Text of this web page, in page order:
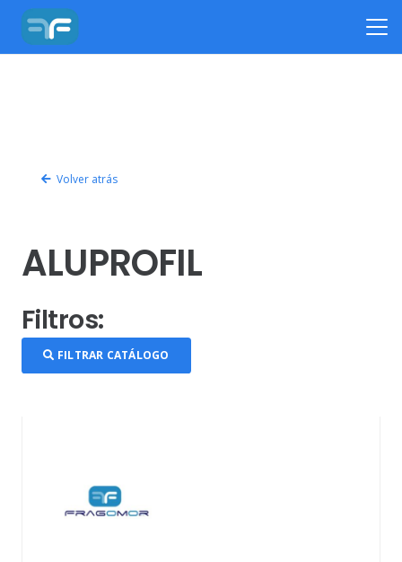
Volver atrás
ALUPROFIL
Filtros:
FILTRAR CATÁLOGO